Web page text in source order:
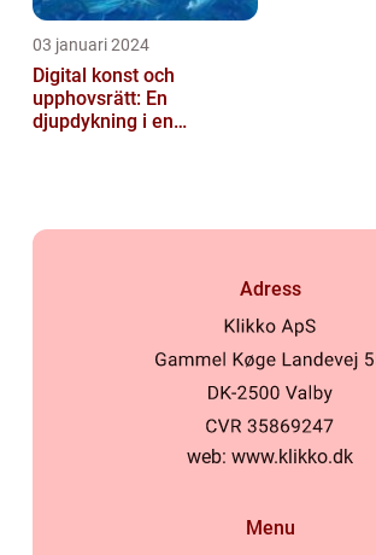
03 januari 2024
Digital konst och
upphovsrätt: En
djupdykning i en
Adress
web: www.klikko.dk
Menu